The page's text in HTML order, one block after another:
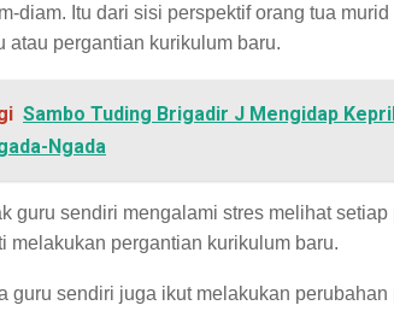
diam. Itu dari sisi perspektif orang tua
atau pergantian kurikulum baru.
Sambo Tuding Brigadir J Mengidap
Ngada
guru sendiri mengalami stres melihat
melakukan pergantian kurikulum baru.
guru sendiri juga ikut melakukan